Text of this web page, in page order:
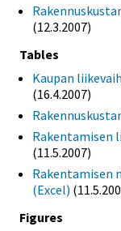
(12.3.2007)
Tables
Kaupan
(16.4.2007)
Rakentamisen
(11.5.2007)
Rakentamisen
(Excel)
Figures